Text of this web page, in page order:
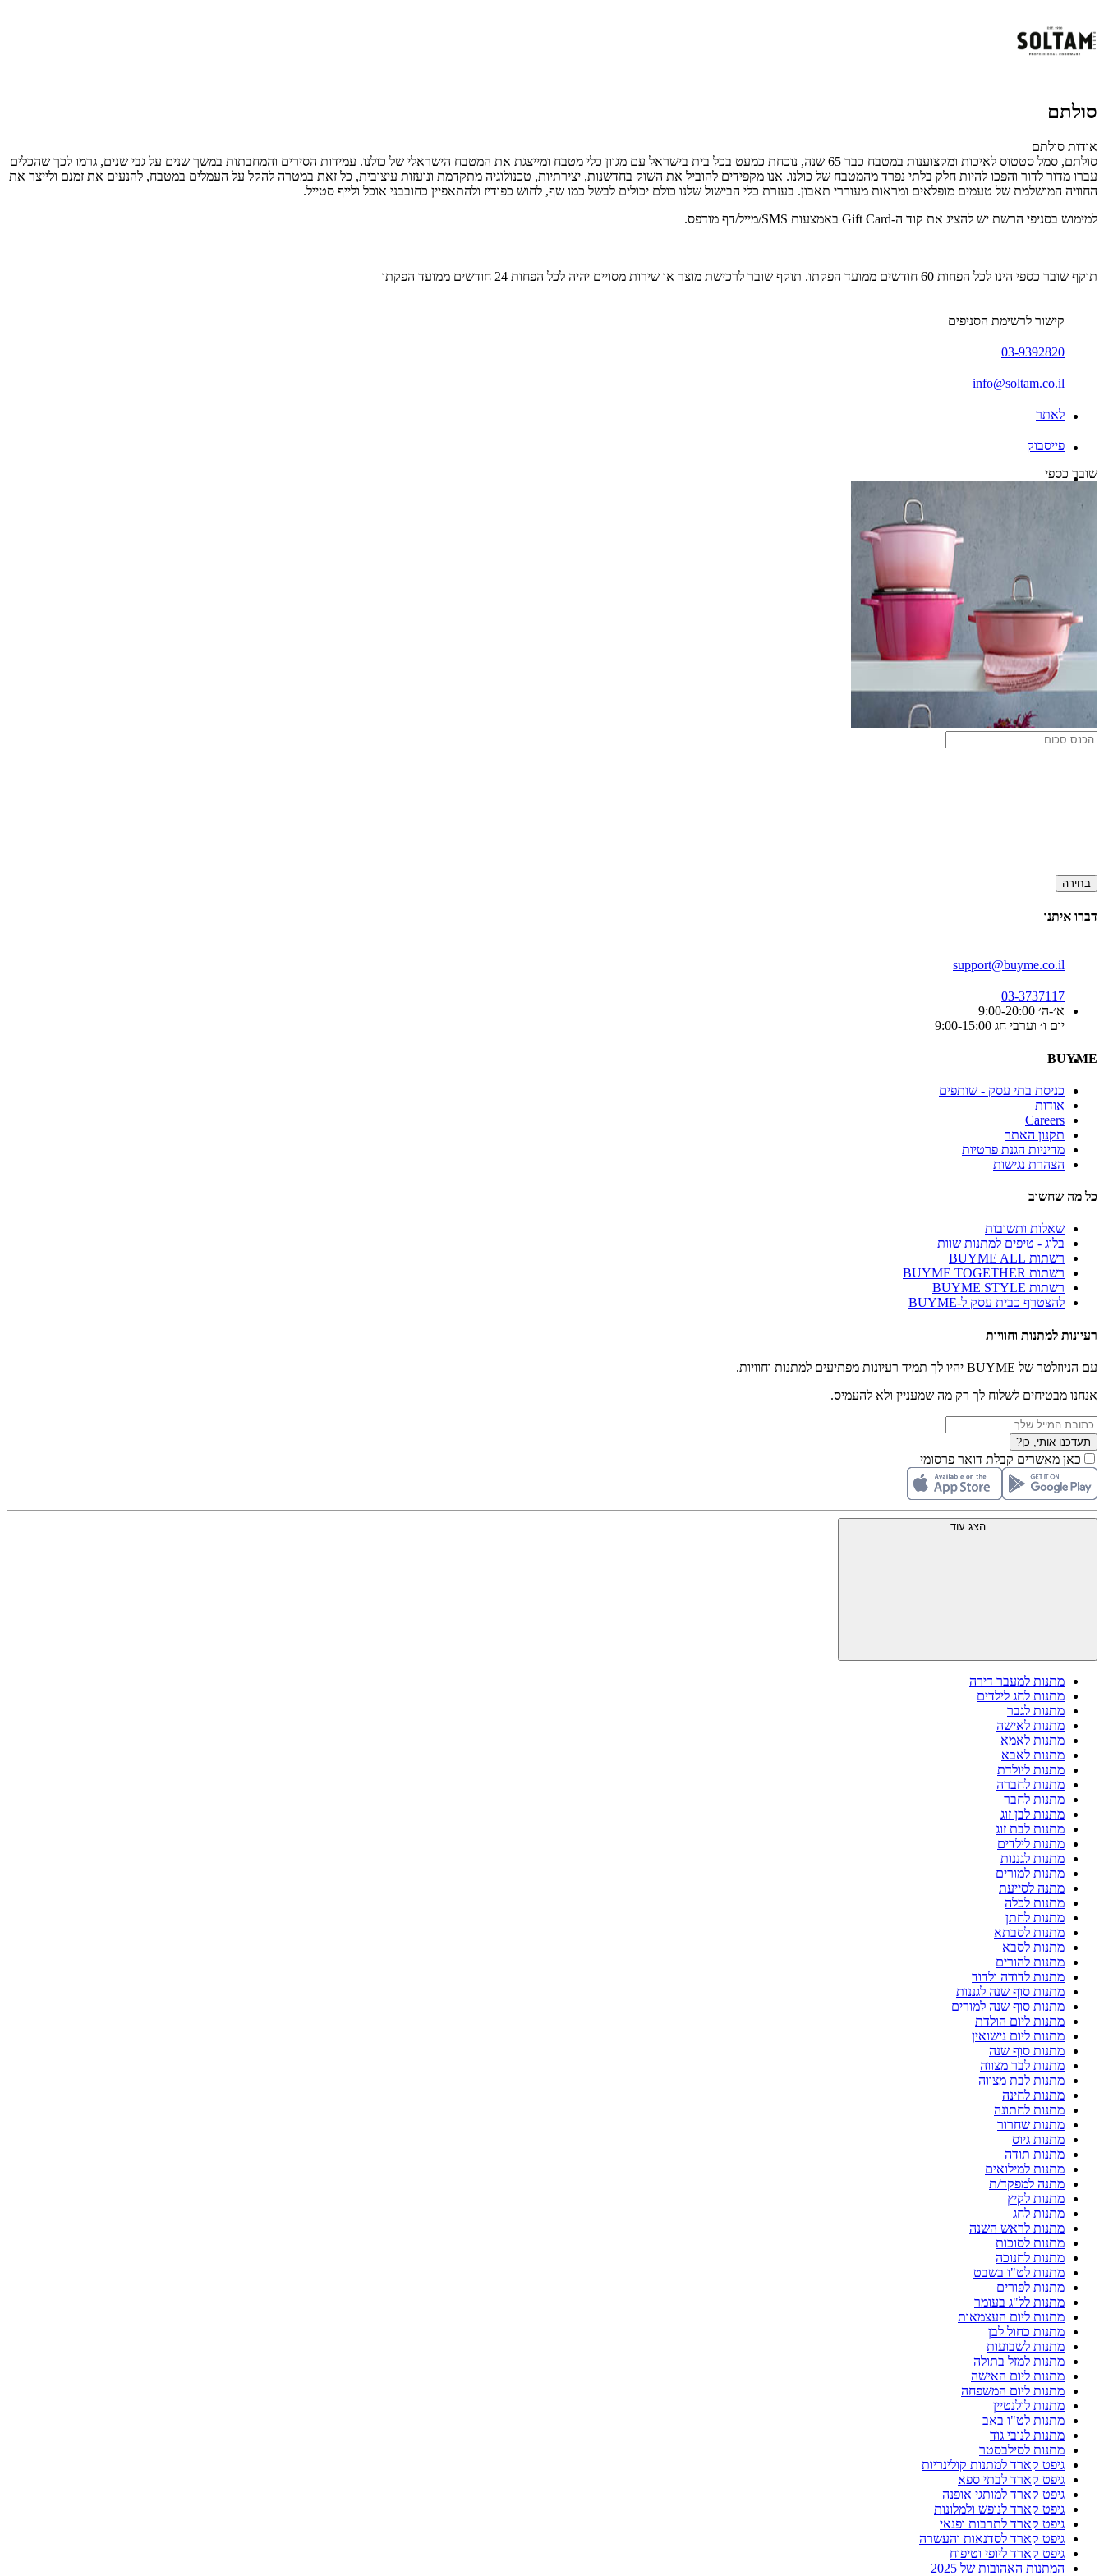
סולתם
אודות סולתם
סולתם, סמל סטטוס לאיכות ומקצוענות במטבח כבר 65 שנה, נוכחת כמעט בכל בית בישראל עם מגוון כלי מטבח ומייצגת את המטבח הישראלי של כולנו. עמידות הסירים והמחבתות במשך שנים על גבי שנים, גרמו לכך שהכלים
עברו מדור לדור והפכו להיות חלק בלתי נפרד מהמטבח של כולנו. אנו מקפידים להוביל את השוק בחדשנות, יצירתיות, טכנולוגיה מתקדמת ונועזות עיצובית, כל זאת במטרה להקל על העמלים במטבח, להנעים את זמנם ולייצר את
החוויה המושלמת של טעמים מופלאים ומראות מעוררי תאבון. בעזרת כלי הבישול שלנו כולם יכולים לבשל כמו שף, לחוש כפודיז ולהתאפיין כחובבני אוכל ולייף סטייל.
למימוש בסניפי הרשת יש להציג את קוד ה-Gift Card באמצעות SMS/מייל/דף מודפס.
תוקף שובר כספי הינו לכל הפחות 60 חודשים ממועד הפקתו. תוקף שובר לרכישת מוצר או שירות מסויים יהיה לכל הפחות 24 חודשים ממועד הפקתו
קישור לרשימת הסניפים
03-9392820
info@soltam.co.il
לאתר
פייסבוק
שובר כספי
בחירה
דברו איתנו
support@buyme.co.il
03-3737117
א׳-ה׳ 9:00-20:00
יום ו׳ וערבי חג 9:00-15:00
BUYME
כניסת בתי עסק - שותפים
אודות
Careers
תקנון האתר
מדיניות הגנת פרטיות
הצהרת נגישות
כל מה שחשוב
שאלות ותשובות
בלוג - טיפים למתנות שוות
רשתות BUYME ALL
רשתות BUYME TOGETHER
רשתות BUYME STYLE
להצטרף כבית עסק ל-BUYME
רעיונות למתנות וחוויות
עם הניוזלטר של BUYME יהיו לך תמיד רעיונות מפתיעים למתנות וחוויות.
אנחנו מבטיחים לשלוח לך רק מה שמעניין ולא להעמיס.
תעדכנו אותי, כן?
כאן מאשרים קבלת דואר פרסומי
הצג עוד
מתנות למעבר דירה
מתנות לחג לילדים
מתנות לגבר
מתנות לאישה
מתנות לאמא
מתנות לאבא
מתנות ליולדת
מתנות לחברה
מתנות לחבר
מתנות לבן זוג
מתנות לבת זוג
מתנות לילדים
מתנות לגננות
מתנות למורים
מתנה לסייעת
מתנות לכלה
מתנות לחתן
מתנות לסבתא
מתנות לסבא
מתנות להורים
מתנות לדודה ולדוד
מתנות סוף שנה לגננות
מתנות סוף שנה למורים
מתנות ליום הולדת
מתנות ליום נישואין
מתנות סוף שנה
מתנות לבר מצווה
מתנות לבת מצווה
מתנות לחינה
מתנות לחתונה
מתנות שחרור
מתנות גיוס
מתנות תודה
מתנות למילואים
מתנה למפקד/ת
מתנות לקיץ
מתנות לחג
מתנות לראש השנה
מתנות לסוכות
מתנות לחנוכה
מתנות לט"ו בשבט
מתנות לפורים
מתנות לל"ג בעומר
מתנות ליום העצמאות
מתנות כחול לבן
מתנות לשבועות
מתנות למזל בתולה
מתנות ליום האישה
מתנות ליום המשפחה
מתנות לולנטיין
מתנות לט"ו באב
מתנות לנובי גוד
מתנות לסילבסטר
גיפט קארד למתנות קולינריות
גיפט קארד לבתי ספא
גיפט קארד למותגי אופנה
גיפט קארד לנופש ולמלונות
גיפט קארד לתרבות ופנאי
גיפט קארד לסדנאות והעשרה
גיפט קארד ליופי וטיפוח
המתנות האהובות של 2025